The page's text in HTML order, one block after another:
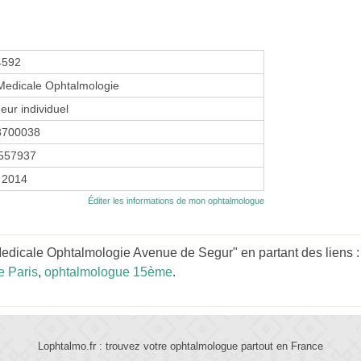
Ophtalmologie
individuel
Éditer les informations de mon ophtalmologue
Ophtalmologie Avenue de Segur" en partant des liens
Paris, ophtalmologue 15ème.
Lophtalmo.fr : trouvez votre ophtalmologue partout en France